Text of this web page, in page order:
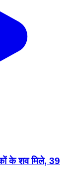
के शव मिले, 39